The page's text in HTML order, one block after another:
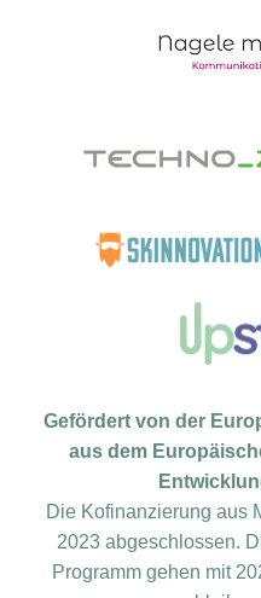
Gefördert von der
aus dem
Die Kofinanzierung aus
2023 abgeschlossen.
Programm gehen mit